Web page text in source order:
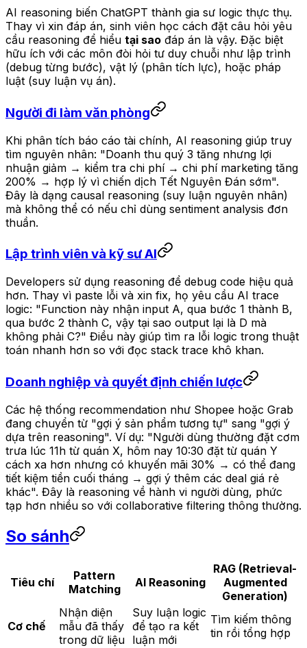
AI reasoning biến ChatGPT thành gia sư logic thực thụ.
Thay vì xin đáp án, sinh viên học cách đặt câu hỏi yêu
cầu reasoning để hiểu tại sao đáp án là vậy. Đặc biệt
hữu ích với các môn đòi hỏi tư duy chuỗi như lập trình
(debug từng bước), vật lý (phân tích lực), hoặc pháp
luật (suy luận vụ án).
Người đi làm văn phòng
Khi phân tích báo cáo tài chính, AI reasoning giúp truy
tìm nguyên nhân: "Doanh thu quý 3 tăng nhưng lợi
nhuận giảm → kiểm tra chi phí → chi phí marketing tăng
200% → hợp lý vì chiến dịch Tết Nguyên Đán sớm".
Đây là dạng causal reasoning (suy luận nguyên nhân)
mà không thể có nếu chỉ dùng sentiment analysis đơn
thuần.
Lập trình viên và kỹ sư AI
Developers sử dụng reasoning để debug code hiệu quả
hơn. Thay vì paste lỗi và xin fix, họ yêu cầu AI trace
logic: "Function này nhận input A, qua bước 1 thành B,
qua bước 2 thành C, vậy tại sao output lại là D mà
không phải C?" Điều này giúp tìm ra lỗi logic trong thuật
toán nhanh hơn so với đọc stack trace khô khan.
Doanh nghiệp và quyết định chiến lược
Các hệ thống recommendation như Shopee hoặc Grab
đang chuyển từ "gợi ý sản phẩm tương tự" sang "gợi ý
dựa trên reasoning". Ví dụ: "Người dùng thường đặt cơm
trưa lúc 11h từ quán X, hôm nay 10:30 đặt từ quán Y
cách xa hơn nhưng có khuyến mãi 30% → có thể đang
tiết kiệm tiền cuối tháng → gợi ý thêm các deal giá rẻ
khác". Đây là reasoning về hành vi người dùng, phức
tạp hơn nhiều so với collaborative filtering thông thường.
So sánh
Tiêu chí
Pattern
Matching
AI Reasoning
RAG (Retrieval-
Augmented
Generation)
Cơ chế
Nhận diện
mẫu đã thấy
trong dữ liệu
Suy luận logic
để tạo ra kết
luận mới
Tìm kiếm thông
tin rồi tổng hợp